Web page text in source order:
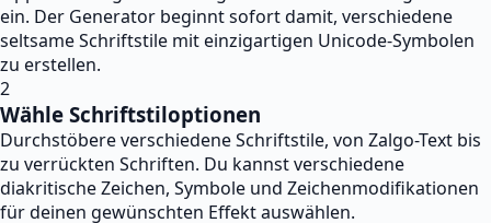
ein. Der Generator beginnt sofort damit, verschiedene
seltsame Schriftstile mit einzigartigen Unicode-Symbolen
zu erstellen.
2
Wähle Schriftstiloptionen
Durchstöbere verschiedene Schriftstile, von Zalgo-Text bis
zu verrückten Schriften. Du kannst verschiedene
diakritische Zeichen, Symbole und Zeichenmodifikationen
für deinen gewünschten Effekt auswählen.